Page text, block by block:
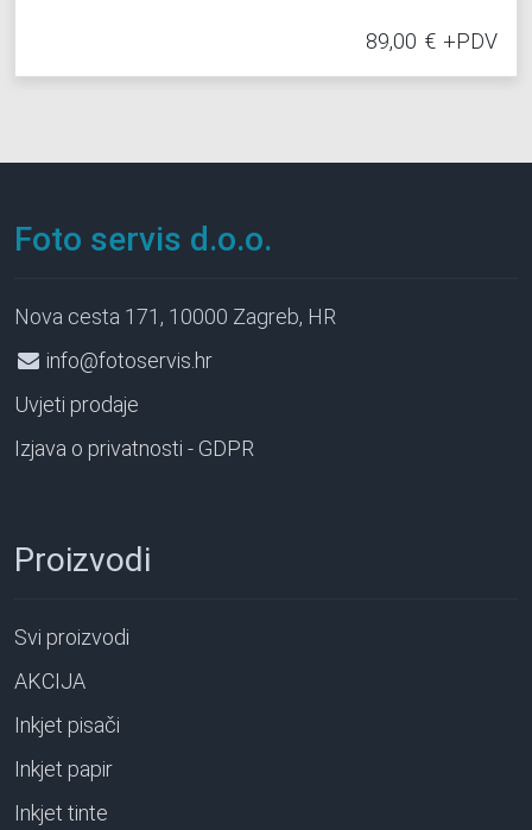
89,00 € +PDV
Foto servis d.o.o.
Nova cesta 171, 10000 Zagreb, HR
info@fotoservis.hr
Uvjeti prodaje
Izjava o privatnosti - GDPR
Proizvodi
Svi proizvodi
AKCIJA
Inkjet pisači
Inkjet papir
Inkjet tinte